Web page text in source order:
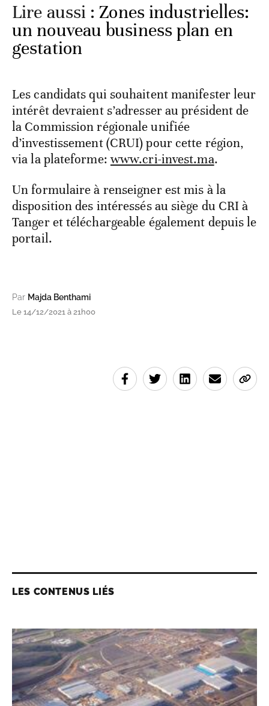
Lire aussi : Zones industrielles:
un nouveau business plan en
gestation
Les candidats qui souhaitent manifester leur
intérêt devraient s’adresser au président de
la Commission régionale unifiée
d’investissement (CRUI) pour cette région,
via la plateforme:www.cri-invest.ma.
Un formulaire à renseigner est mis à la
disposition des intéressés au siège du CRI à
Tanger et téléchargeable également depuis le
portail.
Par Majda Benthami
Le 14/12/2021 à 21h00
LES CONTENUS LIÉS